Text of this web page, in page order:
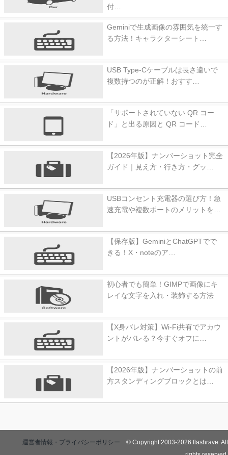
付…
Geminiで生成画像の雰囲気を統一す
る方法！キャラクターシート…
USB Type-Cケーブルは長さ違いで
複数持つのが正解！おすす…
「サポートされていない QR コー
ド」と出る原因と QR コード…
【2026年版】ナンバーショット完全
ガイド｜見え方・行き方・グッ…
USBコンセント充電器の選び方！急
速充電や複数ポートのメリットを…
【保存版】GeminiとChatGPTでで
きる！X・noteのア…
初心者でも簡単！GIMPで画像にキ
レイな文字を入れ・装飾する方法
【X身バレ対策】Wi-Fi共有でアカウ
ントがバレる？今すぐオフに…
【2026年版】ナンバーショットの前
方スタンディングブロックとは…
運営者情報・プライバシーポリシー © Copyright 2003-2026 flashrave. All